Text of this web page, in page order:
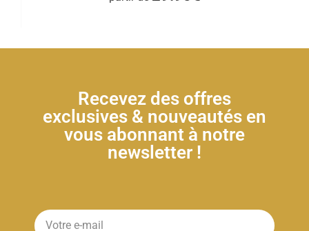
Recevez des offres
exclusives & nouveautés en
vous abonnant à notre
newsletter !